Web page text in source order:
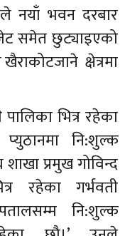
नयाँ भवन दरबार
समेत छुट्याइएको
क्षेत्रमा
भित्र रहेका
नि:शुल्क
प्रमुख गोविन्द
रहेका गर्भवती
नि:शुल्क